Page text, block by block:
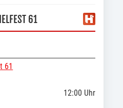
61
61
12:00 Uhr